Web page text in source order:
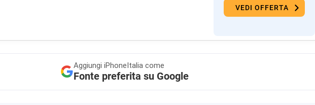
VEDI OFFERTA
Aggiungi iPhoneItalia come
Fonte preferita su Google